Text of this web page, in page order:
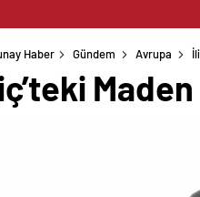
Haber Gündem Avrupa